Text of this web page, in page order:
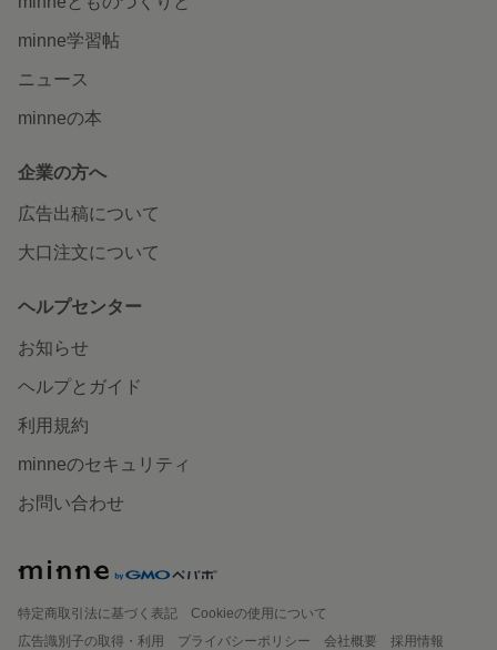
minne学習帖
ニュース
minneの本
企業の方へ
広告出稿について
大口注文について
ヘルプセンター
お知らせ
ヘルプとガイド
利用規約
minneのセキュリティ
お問い合わせ
特定商取引法に基づく表記
Cookieの使用について
広告識別子の取得・利用
プライバシーポリシー 会社概要
採用情報